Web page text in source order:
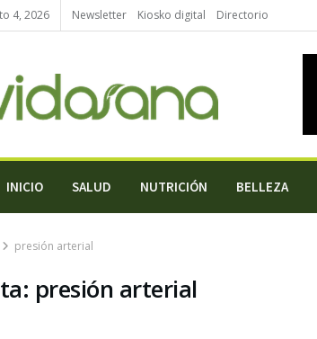
4, 2026 Newsletter Kiosko digital Directorio
INICIO SALUD NUTRICIÓN BELLEZA
presión arterial
presión arterial